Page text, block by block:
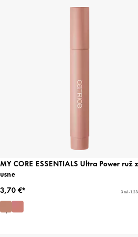
MY CORE ESSENTIALS Ultra Power ruž
usne
3,70 €*
3 ml -